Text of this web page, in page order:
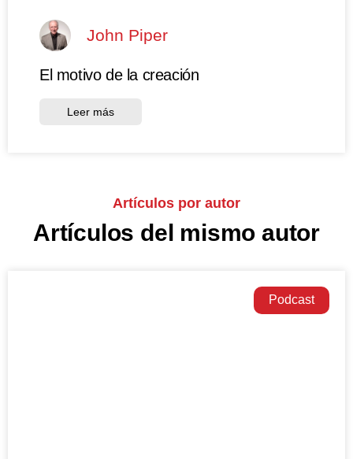
John Piper
El motivo de la creación
Leer más
Artículos por autor
Artículos del mismo autor
Podcast